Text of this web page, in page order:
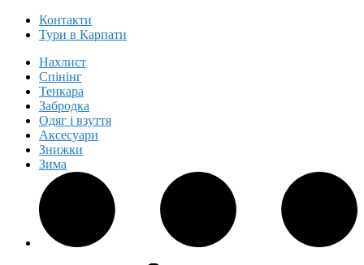
Контакти
Тури в Карпати
Нахлист
Спінінг
Тенкара
Забродка
Одяг і взуття
Аксесуари
Знижки
Зима